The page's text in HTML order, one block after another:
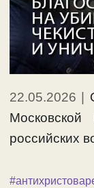
22.05.2026 |
Московской
российских